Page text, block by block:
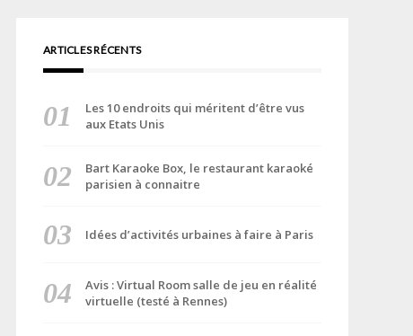
ARTICLES RÉCENTS
Les 10 endroits qui méritent d’être vus
aux Etats Unis
Bart Karaoke Box, le restaurant karaoké
parisien à connaitre
Idées d’activités urbaines à faire à Paris
Avis : Virtual Room salle de jeu en réalité
virtuelle (testé à Rennes)